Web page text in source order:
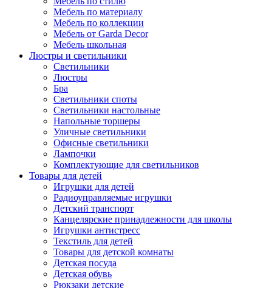
Мебель по материалу
Мебель по коллекции
Мебель от Garda Decor
Мебель школьная
Люстры и светильники
Светильники
Люстры
Бра
Светильники споты
Светильники настольные
Напольные торшеры
Уличные светильники
Офисные светильники
Лампочки
Комплектующие для светильников
Товары для детей
Игрушки для детей
Радиоуправляемые игрушки
Детский транспорт
Канцелярские принадлежности для школы
Игрушки антистресс
Текстиль для детей
Товары для детской комнаты
Детская посуда
Детская обувь
Рюкзаки детские